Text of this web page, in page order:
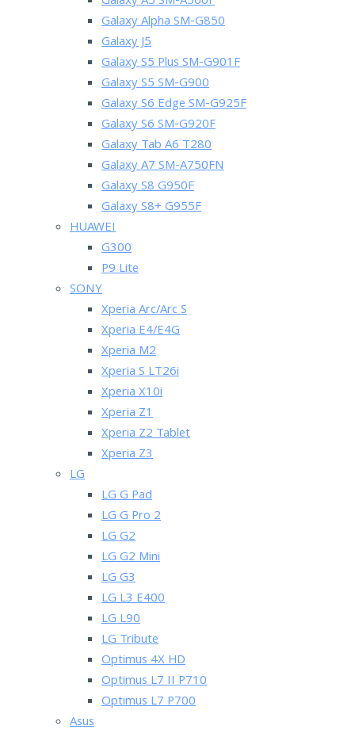
Galaxy Alpha SM-G850
Galaxy J5
Galaxy S5 Plus SM-G901F
Galaxy S5 SM-G900
Galaxy S6 Edge SM-G925F
Galaxy S6 SM-G920F
Galaxy Tab A6 T280
Galaxy A7 SM-A750FN
Galaxy S8 G950F
Galaxy S8+ G955F
HUAWEI
G300
P9 Lite
SONY
Xperia Arc/Arc S
Xperia E4/E4G
Xperia M2
Xperia S LT26i
Xperia X10i
Xperia Z1
Xperia Z2 Tablet
Xperia Z3
LG
LG G Pad
LG G Pro 2
LG G2
LG G2 Mini
LG G3
LG L3 E400
LG L90
LG Tribute
Optimus 4X HD
Optimus L7 II P710
Optimus L7 P700
Asus